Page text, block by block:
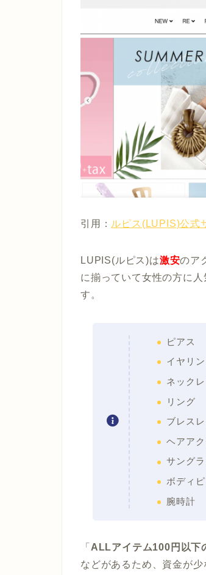
引用： ルピス(LUPIS)公式
LUPIS(ルピス)は激安のア
に揃っていて女性の方に
す。
ピアス
イヤリ
ネックレ
リング
ブレスレ
ヘアア
サングラ
ボディ
腕時計
「 ALLアイテム100円以下
などがあるため、資金が